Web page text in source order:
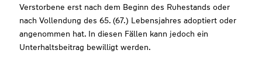
Verstorbene erst nach dem Beginn des Ruhestands oder
nach Vollendung des 65. (67.) Lebensjahres adoptiert oder
angenommen hat. In diesen Fällen kann jedoch ein
Unterhaltsbeitrag bewilligt werden.